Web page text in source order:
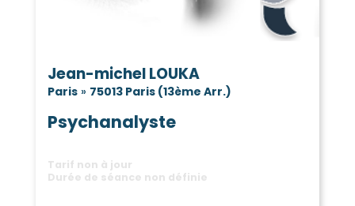
Jean-michel LOUKA
Paris» 75013 Paris (13ème Arr.)
Psychanalyste
Tarif non à jour
Durée de séance non définie